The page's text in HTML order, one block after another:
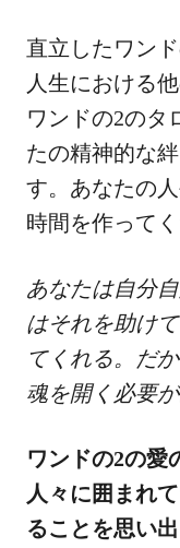
直立したワン
人生における
ワンドの2のタ
たの精神的な
す。あなたの
時間を作ってく
あなたは自分
はそれを助け
てくれる。だ
魂を開く必要が
ワンドの2の愛
人々に囲まれ
ることを思い